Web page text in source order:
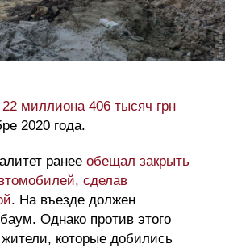
миллиона 406 тысяч грн
2020 года.
ранее обещал закрыть
сделав
. На въезде должен
Однако против этого
которые добились